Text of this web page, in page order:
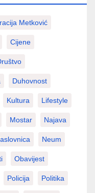
Metković
Cijene
Duhovnost
Kultura Lifestyle
Mostar Najava
Neum
Obavijest
Policija Politika